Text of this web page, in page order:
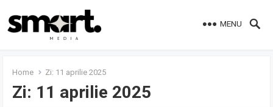
MENU
Home Zi: 11 aprilie 2025
Zi: 11 aprilie 2025